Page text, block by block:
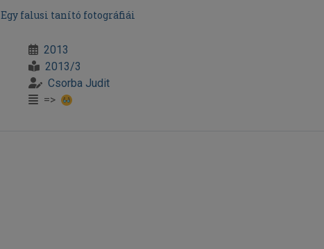
Egy falusi tanító fotográfiái
2013
2013/3
Csorba Judit
=>